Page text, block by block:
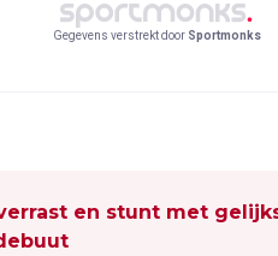
Gegevens verstrekt door Sportmonks
en stunt met